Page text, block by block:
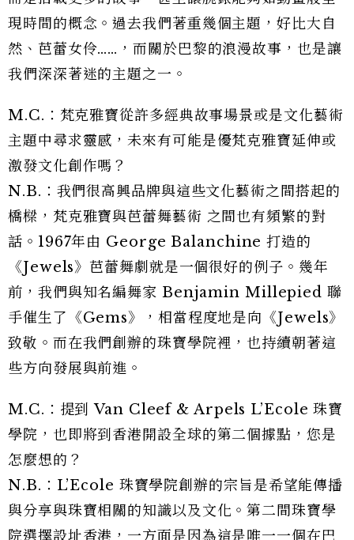
現時間的概念。過去我們著重幾個主題，好比大自
然、芭蕾女伶……，而關於巴黎的浪漫故事，也是讓
我們深深著迷的主題之一。
M.C.：梵克雅寶從許多經典故事場景或是文化藝術
主題中尋求靈感，未來有可能是優梵克雅寶延伸或
激發文化創作嗎？
N.B.：我們很高興品牌與這些文化藝術之間搭起的
橋樑，梵克雅寶與芭蕾舞藝術 之間也有頻繁的對
話。1967年由 George Balanchine 打造的
《Jewels》芭蕾舞劇就是一個很好的例子。幾年
前，我們與知名編舞家 Benjamin Millepied 聯
手催生了《Gems》，相當程度地是向《Jewels》
致敬。而在我們創辦的珠寶學院裡，也持續朝著這
些方向發展與前進。
M.C.：提到 Van Cleef & Arpels L’Ecole 珠寶
學院，也即將到香港開設全球的第二個據點，您是
怎麼想的？
N.B.：L’Ecole 珠寶學院創辦的宗旨是希望能傳播
與分享與珠寶相關的知識以及文化。第二間珠寶學
院選擇設址香港，一方面是因為這是唯一一個在巴